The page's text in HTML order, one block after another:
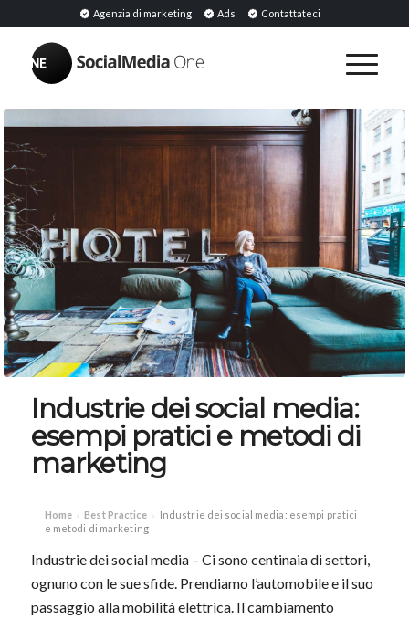
Agenzia di marketing Ads Contattateci
Industrie dei social media:
esempi pratici e metodi di
marketing
Home › Best Practice › Industrie dei social media: esempi pratici
e metodi di marketing
Industrie dei social media – Ci sono centinaia di settori,
ognuno con le sue sfide. Prendiamo l’automobile e il suo
passaggio alla mobilità elettrica. Il cambiamento